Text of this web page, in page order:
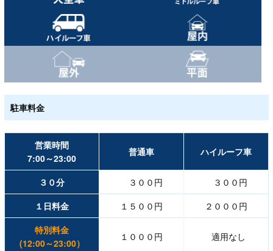
駐車料金
営業時間
7:00～23:00
普通車 ハイルーフ車
３０分 ３００円
３００円
１日料金
１５００円
２０００円
特別料金
(12:00～23:00）
１０００円 適用なし